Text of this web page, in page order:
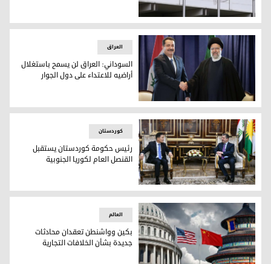
كوريا الجنوبية تستضيف الثلاثاء دبلوماسيين صينيين ويابانيين
السوداني: العراق لن يسمح باستغلال أراضيه للاعتداء على دول
العراق
السوداني: العراق لن يسمح باستغلال
أراضيه للاعتداء على دول الجوار
رئيس حكومة كوردستان يستقبل القنصل العام لكوريا الجنوبية
کوردستان
رئيس حكومة كوردستان يستقبل
القنصل العام لكوريا الجنوبية
العالم
بكين وواشنطن تعقدان محادثات
جديدة بشأن الخلافات التجارية